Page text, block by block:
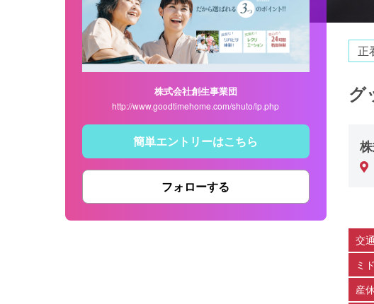
株式会社創生事業団
http://www.goodtimehome.com/shuto/lp.php
簡単エントリーはこちら
フォローする
正
グ
交
ミ
産